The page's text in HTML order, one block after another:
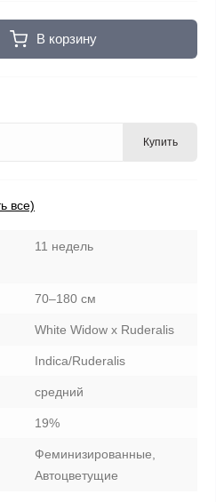
В корзину
Купить
все)
11 недель
70–180 см
White Widow x Ruderalis
Indica/Ruderalis
средний
19%
Феминизированные,
Автоцветущие